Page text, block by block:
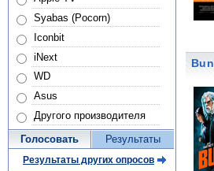
Syabas (Pocorn)
Iconbit
iNext
WD
Asus
Другого производителя
Голосовать Результаты
Результаты других опросов